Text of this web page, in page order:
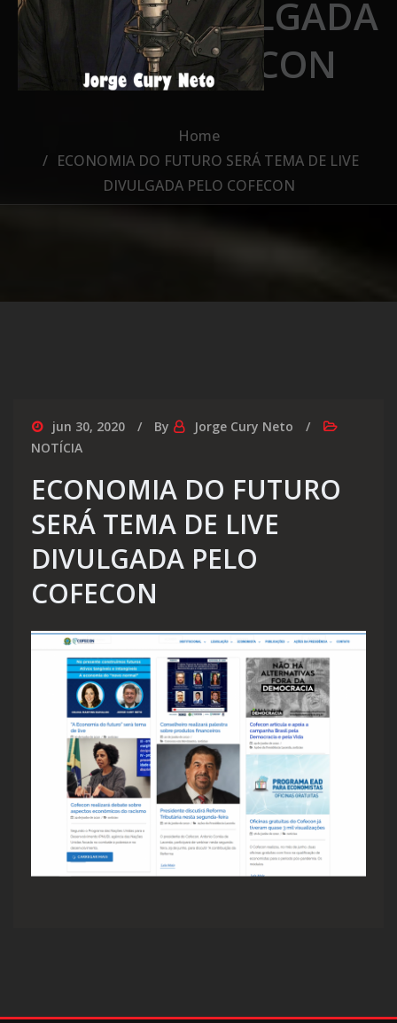
DE LIVE DIVULGADA
PELO COFECON
Home
ECONOMIA DO FUTURO SERÁ TEMA DE LIVE
DIVULGADA PELO COFECON
jun 30, 2020 By
Jorge Cury Neto
NOTÍCIA
ECONOMIA DO FUTURO
SERÁ TEMA DE LIVE
DIVULGADA PELO
COFECON